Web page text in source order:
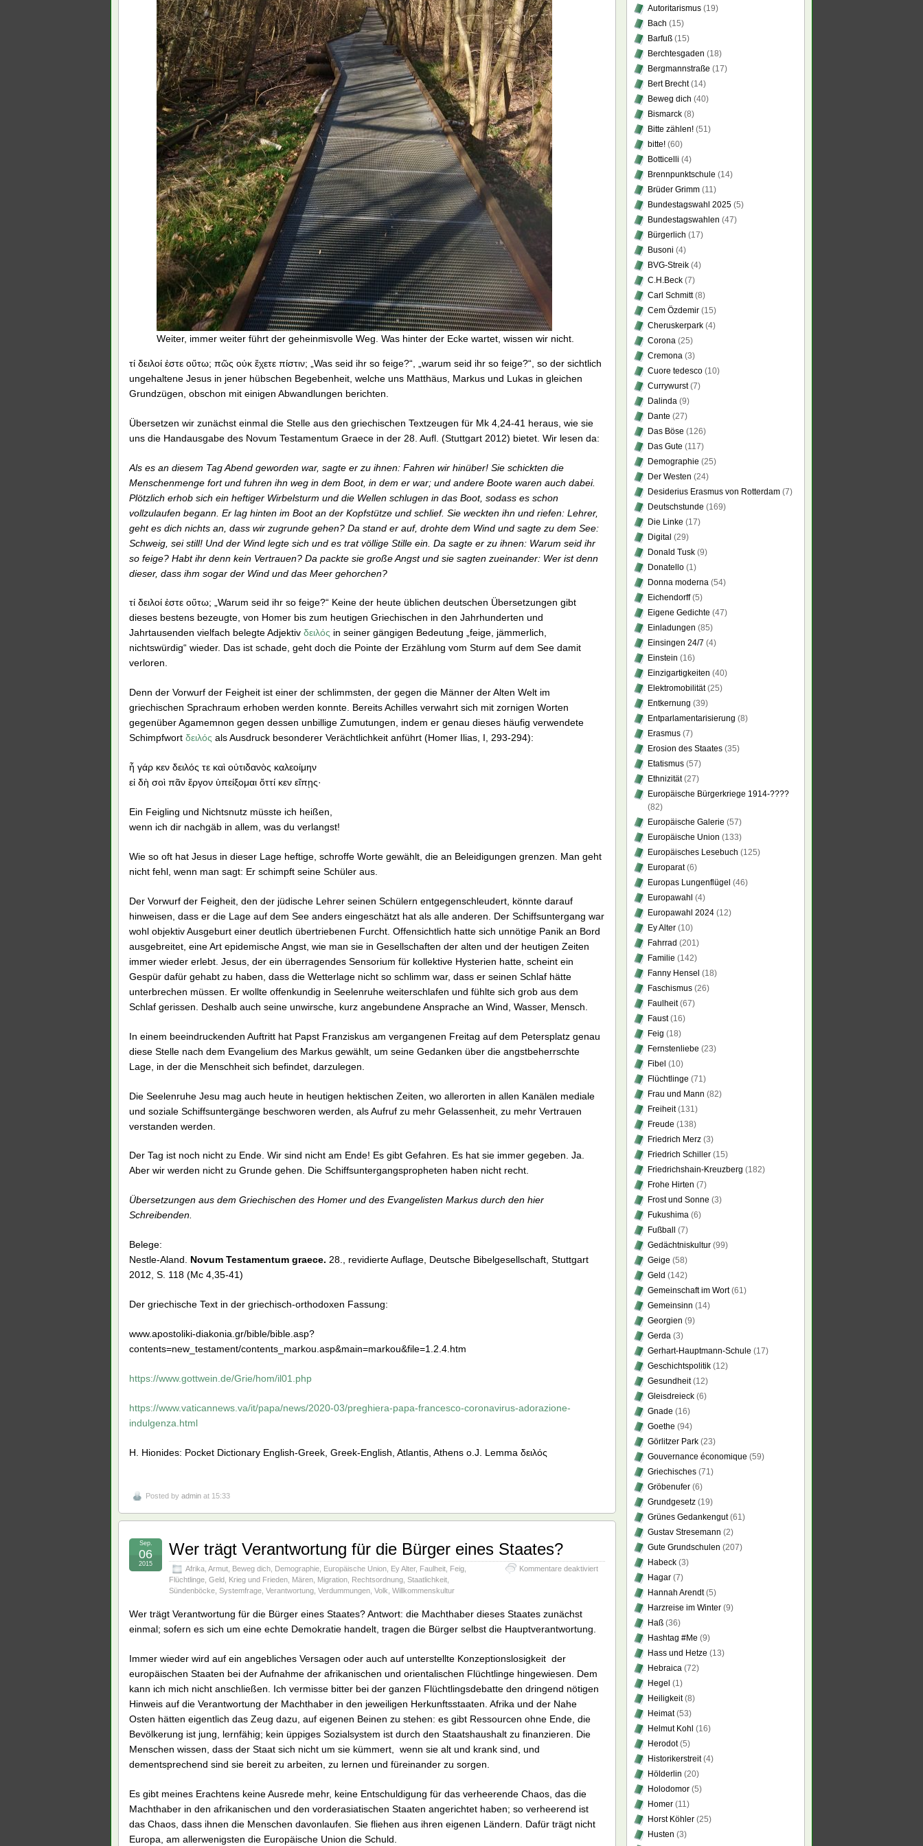
Weiter, immer weiter führt der geheinmisvolle Weg. Was hinter der Ecke wartet, wissen wir nicht.
τί δειλοί ἐστε οὕτω; πῶς οὐκ ἔχετε πίστιν; „Was seid ihr so feige?“, „warum seid ihr so feige?“, so der sichtlich
ungehaltene Jesus in jener hübschen Begebenheit, welche uns Matthäus, Markus und Lukas in gleichen
Grundzügen, obschon mit einigen Abwandlungen berichten.
Übersetzen wir zunächst einmal die Stelle aus den griechischen Textzeugen für Mk 4,24-41 heraus, wie sie
uns die Handausgabe des Novum Testamentum Graece in der 28. Aufl. (Stuttgart 2012) bietet. Wir lesen da:
Als es an diesem Tag Abend geworden war, sagte er zu ihnen: Fahren wir hinüber! Sie schickten die
Menschenmenge fort und fuhren ihn weg in dem Boot, in dem er war; und andere Boote waren auch dabei.
Plötzlich erhob sich ein heftiger Wirbelsturm und die Wellen schlugen in das Boot, sodass es schon
vollzulaufen begann. Er lag hinten im Boot an der Kopfstütze und schlief. Sie weckten ihn und riefen: Lehrer,
geht es dich nichts an, dass wir zugrunde gehen? Da stand er auf, drohte dem Wind und sagte zu dem See:
Schweig, sei still! Und der Wind legte sich und es trat völlige Stille ein. Da sagte er zu ihnen: Warum seid ihr
so feige? Habt ihr denn kein Vertrauen? Da packte sie große Angst und sie sagten zueinander: Wer ist denn
dieser, dass ihm sogar der Wind und das Meer gehorchen?
τί δειλοί ἐστε οὕτω; „Warum seid ihr so feige?“ Keine der heute üblichen deutschen Übersetzungen gibt
dieses bestens bezeugte, von Homer bis zum heutigen Griechischen in den Jahrhunderten und
Jahrtausenden vielfach belegte Adjektiv δειλός in seiner gängigen Bedeutung „feige, jämmerlich,
nichtswürdig“ wieder. Das ist schade, geht doch die Pointe der Erzählung vom Sturm auf dem See damit
verloren.
Denn der Vorwurf der Feigheit ist einer der schlimmsten, der gegen die Männer der Alten Welt im
griechischen Sprachraum erhoben werden konnte. Bereits Achilles verwahrt sich mit zornigen Worten
gegenüber Agamemnon gegen dessen unbillige Zumutungen, indem er genau dieses häufig verwendete
Schimpfwort δειλός als Ausdruck besonderer Verächtlichkeit anführt (Homer Ilias, I, 293-294):
ἦ γάρ κεν δειλός τε καὶ οὐτιδανὸς καλεοίμην
εἰ δὴ σοὶ πᾶν ἔργον ὑπείξομαι ὅττί κεν εἴπῃς·
Ein Feigling und Nichtsnutz müsste ich heißen,
wenn ich dir nachgäb in allem, was du verlangst!
Wie so oft hat Jesus in dieser Lage heftige, schroffe Worte gewählt, die an Beleidigungen grenzen. Man geht
nicht fehl, wenn man sagt: Er schimpft seine Schüler aus.
Der Vorwurf der Feigheit, den der jüdische Lehrer seinen Schülern entgegenschleudert, könnte darauf
hinweisen, dass er die Lage auf dem See anders eingeschätzt hat als alle anderen. Der Schiffsuntergang war
wohl objektiv Ausgeburt einer deutlich übertriebenen Furcht. Offensichtlich hatte sich unnötige Panik an Bord
ausgebreitet, eine Art epidemische Angst, wie man sie in Gesellschaften der alten und der heutigen Zeiten
immer wieder erlebt. Jesus, der ein überragendes Sensorium für kollektive Hysterien hatte, scheint ein
Gespür dafür gehabt zu haben, dass die Wetterlage nicht so schlimm war, dass er seinen Schlaf hätte
unterbrechen müssen. Er wollte offenkundig in Seelenruhe weiterschlafen und fühlte sich grob aus dem
Schlaf gerissen. Deshalb auch seine unwirsche, kurz angebundene Ansprache an Wind, Wasser, Mensch.
In einem beeindruckenden Auftritt hat Papst Franziskus am vergangenen Freitag auf dem Petersplatz genau
diese Stelle nach dem Evangelium des Markus gewählt, um seine Gedanken über die angstbeherrschte
Lage, in der die Menschheit sich befindet, darzulegen.
Die Seelenruhe Jesu mag auch heute in heutigen hektischen Zeiten, wo allerorten in allen Kanälen mediale
und soziale Schiffsuntergänge beschworen werden, als Aufruf zu mehr Gelassenheit, zu mehr Vertrauen
verstanden werden.
Der Tag ist noch nicht zu Ende. Wir sind nicht am Ende! Es gibt Gefahren. Es hat sie immer gegeben. Ja.
Aber wir werden nicht zu Grunde gehen. Die Schiffsuntergangspropheten haben nicht recht.
Übersetzungen aus dem Griechischen des Homer und des Evangelisten Markus durch den hier
Schreibenden.
Belege:
Nestle-Aland. Novum Testamentum graece. 28., revidierte Auflage, Deutsche Bibelgesellschaft, Stuttgart
2012, S. 118 (Mc 4,35-41)
Der griechische Text in der griechisch-orthodoxen Fassung:
www.apostoliki-diakonia.gr/bible/bible.asp?
contents=new_testament/contents_markou.asp&main=markou&file=1.2.4.htm
https://www.gottwein.de/Grie/hom/il01.php
https://www.vaticannews.va/it/papa/news/2020-03/preghiera-papa-francesco-coronavirus-adorazione-
indulgenza.html
H. Hionides: Pocket Dictionary English-Greek, Greek-English, Atlantis, Athens o.J. Lemma δειλός
Posted by admin at 15:33
Wer trägt Verantwortung für die Bürger eines Staates?
Afrika Armut Beweg dich Demographie Europäische Union Ey Alter, Faulheit Feig
Flüchtlinge Geld Krieg und Frieden Mären Migration Rechtsordnung Staatlichkeit
Sündenböcke Systemfrage Verantwortung Verdummungen Volk Willkommenskultur
Kommentare deaktiviertfür
Verantwortung
Sep.
06
2015
Wer trägt Verantwortung für die Bürger eines Staates? Antwort: die Machthaber dieses Staates zunächst
einmal; sofern es sich um eine echte Demokratie handelt, tragen die Bürger selbst die Hauptverantwortung.
Immer wieder wird auf ein angebliches Versagen oder auch auf unterstellte Konzeptionslosigkeit der
europäischen Staaten bei der Aufnahme der afrikanischen und orientalischen Flüchtlinge hingewiesen. Dem
kann ich mich nicht anschließen. Ich vermisse bitter bei der ganzen Flüchtlingsdebatte den dringend nötigen
Hinweis auf die Verantwortung der Machthaber in den jeweiligen Herkunftsstaaten. Afrika und der Nahe
Osten hätten eigentlich das Zeug dazu, auf eigenen Beinen zu stehen: es gibt Ressourcen ohne Ende, die
Bevölkerung ist jung, lernfähig; kein üppiges Sozialsystem ist durch den Staatshaushalt zu finanzieren. Die
Menschen wissen, dass der Staat sich nicht um sie kümmert, wenn sie alt und krank sind, und
dementsprechend sind sie bereit zu arbeiten, zu lernen und füreinander zu sorgen.
Es gibt meines Erachtens keine Ausrede mehr, keine Entschuldigung für das verheerende Chaos, das die
Machthaber in den afrikanischen und den vorderasiatischen Staaten angerichtet haben; so verheerend ist
das Chaos, dass ihnen die Menschen davonlaufen. Sie fliehen aus ihren eigenen Ländern. Dafür trägt nicht
Europa, am allerwenigsten die Europäische Union die Schuld.
Autoritarismus (19)
Bach (15)
Barfuß (15)
Berchtesgaden (18)
Bergmannstraße (17)
Bert Brecht(14)
Beweg dich (40)
Bismarck (8)
Bitte zählen! (51)
bitte! (60)
Botticelli (4)
Brennpunktschule (14)
Brüder Grimm (11)
Bundestagswahl 2025 (5)
Bundestagswahlen (47)
Bürgerlich (17)
Busoni (4)
BVG-Streik (4)
C.H.Beck (7)
Carl Schmitt(8)
Cem Özdemir (15)
Cheruskerpark (4)
Corona (25)
Cremona (3)
Cuore tedesco (10)
Currywurst(7)
Dalinda (9)
Dante (27)
Das Böse (126)
Das Gute (117)
Demographie (25)
Der Westen (24)
Desiderius Erasmus von Rotterdam (7)
Deutschstunde (169)
Die Linke (17)
Digital (29)
Donald Tusk (9)
Donatello (1)
Donna moderna (54)
Eichendorff(5)
Eigene Gedichte (47)
Einladungen (85)
Einsingen 24/7 (4)
Einstein (16)
Einzigartigkeiten (40)
Elektromobilität(25)
Entkernung (39)
Entparlamentarisierung (8)
Erasmus (7)
Erosion des Staates (35)
Etatismus (57)
Ethnizität(27)
Europäische Bürgerkriege 1914-????
(82)
Europäische Galerie (57)
Europäische Union (133)
Europäisches Lesebuch (125)
Europarat(6)
Europas Lungenflügel (46)
Europawahl (4)
Europawahl 2024 (12)
Ey Alter (10)
Fahrrad (201)
Familie (142)
Fanny Hensel (18)
Faschismus (26)
Faulheit(67)
Faust(16)
Feig (18)
Fernstenliebe (23)
Fibel (10)
Flüchtlinge (71)
Frau und Mann (82)
Freiheit(131)
Freude (138)
Friedrich Merz (3)
Friedrich Schiller (15)
Friedrichshain-Kreuzberg (182)
Frohe Hirten (7)
Frost und Sonne (3)
Fukushima (6)
Fußball
(7)
Gedächtniskultur (99)
Geige (58)
Geld (142)
Gemeinschaft im Wort(61)
Gemeinsinn (14)
Georgien (9)
Gerda (3)
Gerhart-Hauptmann-Schule (17)
Geschichtspolitik (12)
Gesundheit(12)
Gleisdreieck (6)
Gnade (16)
Goethe (94)
Görlitzer Park (23)
Gouvernance économique (59)
Griechisches (71)
Gröbenufer (6)
Grundgesetz (19)
Grünes Gedankengut(61)
Gustav Stresemann (2)
Gute Grundschulen (207)
Habeck (3)
Hagar (7)
Hannah Arendt(5)
Harzreise im Winter (9)
Haß (36)
Hashtag #Me (9)
Hass und Hetze (13)
Hebraica (72)
Hegel (1)
Heiligkeit(8)
Heimat(53)
Helmut Kohl (16)
Herodot(5)
Historikerstreit(4)
Hölderlin (20)
Holodomor (5)
Homer (11)
Horst Köhler (25)
Husten (3)